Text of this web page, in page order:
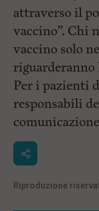
attraverso il
vaccino”. Chi
vaccino solo
riguarderanno
Per i pazienti
responsabili
Riproduzione